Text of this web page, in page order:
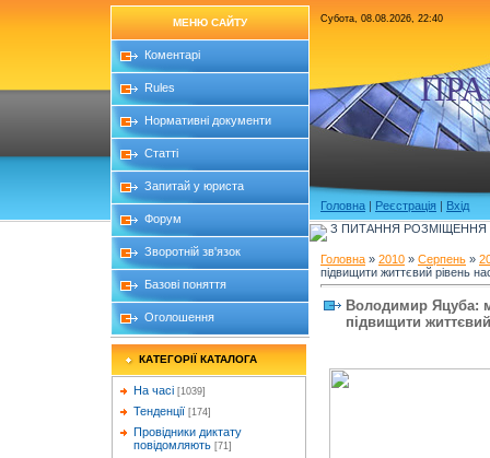
МЕНЮ САЙТУ
Коментарі
Rules
Нормативні документи
Статті
Запитай у юриста
Форум
Зворотній зв'язок
Базові поняття
Оголошення
КАТЕГОРІЇ КАТАЛОГА
На часі [1039]
Тенденції [174]
Провідники диктату
повідомляють [71]
Субота, 08.08.2026, 22:40
Головна | Реєстрація | Вхід
З ПИТАННЯ РОЗМІЩЕННЯ
Головна » 2010 » Серпень »
підвищити життєвий рівень
Володимир Яцуба:
підвищити